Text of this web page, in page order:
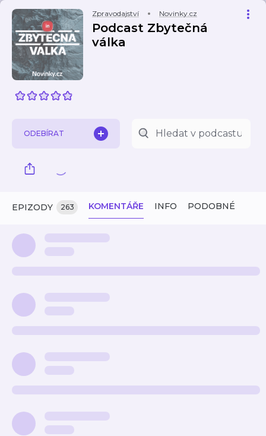
Zpravodajství Novinky.cz
Podcast Zbytečná
válka
ODEBÍRAT
EPIZODY 263 KOMENTÁŘE INFO PODOBNÉ